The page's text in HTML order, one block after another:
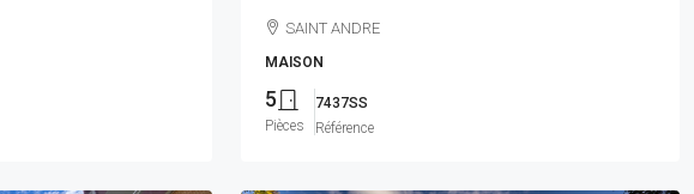
SAINT ANDRE
MAISON
5
Pièces
7437SS
Référence